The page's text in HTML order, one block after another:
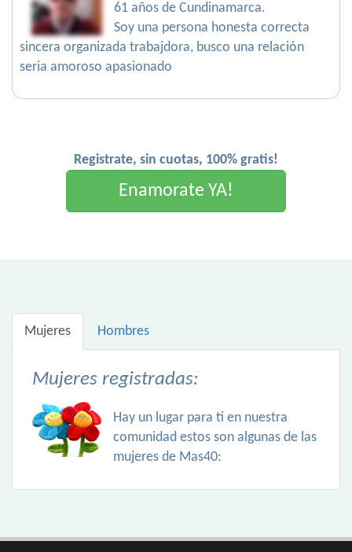
61 años de Cundinamarca.
Soy una persona honesta correcta
sincera organizada trabajdora, busco una relación
seria amoroso apasionado
Registrate, sin cuotas, 100% gratis!
Enamorate YA!
Mujeres Hombres
Mujeres registradas:
Hay un lugar para ti en nuestra
comunidad estos son algunas de las
mujeres de Mas40: